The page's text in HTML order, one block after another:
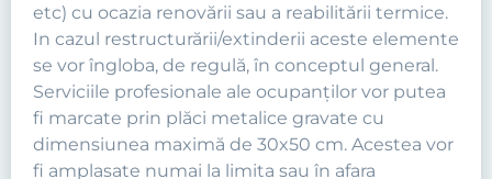
etc) cu ocazia renovării sau a reabilitării termice.
In cazul restructurării/extinderii aceste elemente
se vor îngloba, de regulă, în conceptul general.
Serviciile profesionale ale ocupanţilor vor putea
fi marcate prin plăci metalice gravate cu
dimensiunea maximă de 30x50 cm. Acestea vor
fi amplasate numai la limita sau în afara